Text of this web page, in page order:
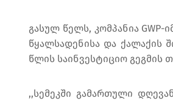
გასულ წელს, კომპანია
წყალსადენისა და ქალაქის
წლის საინვესტიციო გეგმის
,,სემეკში გამართული